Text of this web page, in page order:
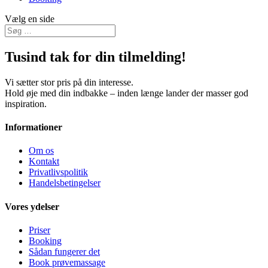
Vælg en side
Tusind tak for din tilmelding!
Vi sætter stor pris på din interesse.
Hold øje med din indbakke – inden længe lander der masser god
inspiration.
Informationer
Om os
Kontakt
Privatlivspolitik
Handelsbetingelser
Vores ydelser
Priser
Booking
Sådan fungerer det
Book prøvemassage